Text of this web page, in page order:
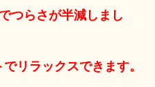
つらさが半減しまし
リラックスできます。